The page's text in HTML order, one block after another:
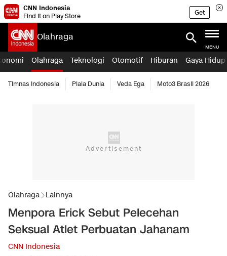
CNN Indonesia
Find it on Play Store
Get
Olahraga
MENU
Olahraga Teknologi Otomotif Hiburan Gaya Hidup
Timnas Indonesia Piala Dunia Veda Ega Moto3 Brasil 2026
Olahraga Lainnya
Menpora Erick Sebut Pelecehan
Seksual Atlet Perbuatan Jahanam
CNN Indonesia